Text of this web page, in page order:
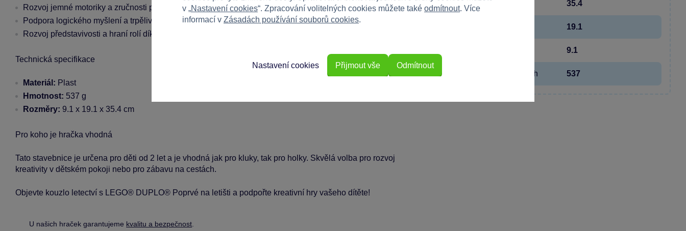
Rozvoj jemné motoriky a zručnosti při manipulaci s dílky
Podpora logického myšlení a trpělivosti při skládání
Rozvoj představivosti a hraní rolí díky interakci s figurkami
Technická specifikace
Materiál: Plast
Hmotnost: 537 g
Rozměry: 9.1 x 19.1 x 35.4 cm
Pro koho je hračka vhodná
Tato stavebnice je určena pro děti od 2 let a je vhodná jak pro kluky, tak pro holky. Skvělá volba pro rozvoj
kreativity v dětském pokoji nebo pro zábavu na cestách.
Objevte kouzlo letectví s LEGO® DUPLO® Poprvé na letišti a podpořte kreativní hry vašeho dítěte!
U našich hraček garantujeme kvalitu a bezpečnost
Šířka 35.4
19.1
9.1
Hmotnost v gramech 537
v „Nastavení cookies“. Zpracování volitelných cookies můžete také odmítnout. Více
informací v Zásadách používání souborů cookies.
Odmítnout
Nastavení cookies Přijmout vše